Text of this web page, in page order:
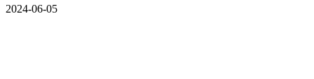
2024-06-05